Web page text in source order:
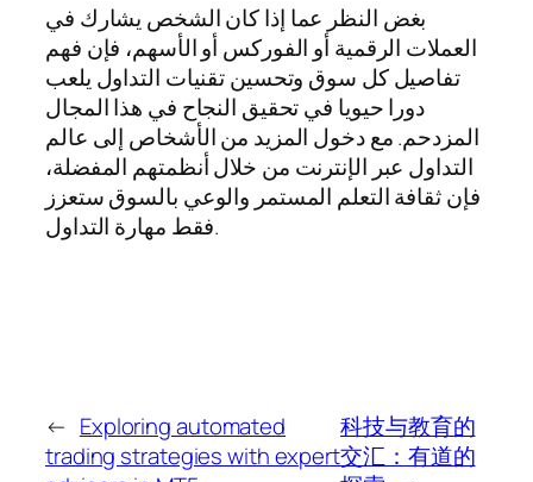
بغض النظر عما إذا كان الشخص يشارك في
العملات الرقمية أو الفوركس أو الأسهم، فإن فهم
تفاصيل كل سوق وتحسين تقنيات التداول يلعب
دورا حيويا في تحقيق النجاح في هذا المجال
المزدحم. مع دخول المزيد من الأشخاص إلى عالم
التداول عبر الإنترنت من خلال أنظمتهم المفضلة،
فإن ثقافة التعلم المستمر والوعي بالسوق ستعزز
فقط مهارة التداول.
← Exploring automated
trading strategies with expert
科技与教育的
交汇：有道的